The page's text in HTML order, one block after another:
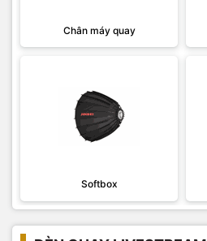
Chân máy quay
Softbox